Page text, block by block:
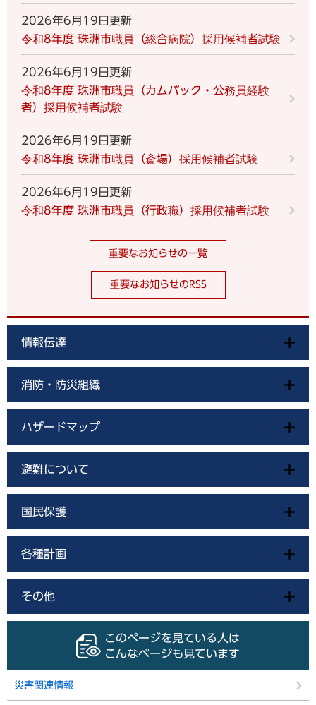
2026年6月19日更新
令和8年度 珠洲市職員（総合病院）採用候補者試験
2026年6月19日更新
令和8年度 珠洲市職員（カムバック・公務員経験
者）採用候補者試験
2026年6月19日更新
令和8年度 珠洲市職員（斎場）採用候補者試験
2026年6月19日更新
令和8年度 珠洲市職員（行政職）採用候補者試験
重要なお知らせの一覧
重要なお知らせのRSS
情報伝達
消防・防災組織
ハザードマップ
避難について
国民保護
各種計画
その他
このページを見ている人は
こんなページも見ています
災害関連情報